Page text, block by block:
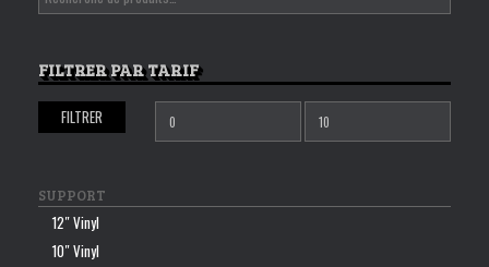
FILTRER PAR TARIF
Prix
min
Prix
max
FILTRER
SUPPORT
12″ Vinyl
10″ Vinyl